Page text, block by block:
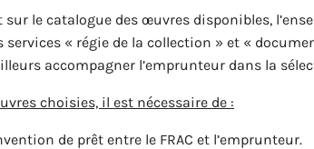
sur le catalogue des œuvres disponibles,
services « régie de la collection » et «
accompagner l’emprunteur dans la
choisies, il est nécessaire de :
de prêt entre le FRAC et l’emprunteur.